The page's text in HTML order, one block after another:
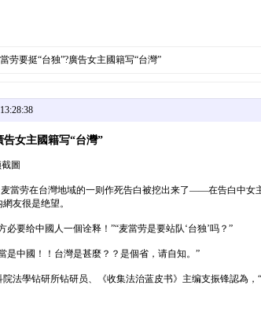
劳要挺“台独”?廣告女主國籍写“台灣”
告女主國籍写“台灣”
圖
當劳在台灣地域的一则作死告白被挖出来了——在告白中
友很是绝望。
必要给中國人一個诠释！”“麦當劳是要站队‘台独’吗？”
是中國！！台灣是甚麼？？是個省，请自知。”
法學钻研所钻研员、《收集法治蓝皮书》主编支振锋認為